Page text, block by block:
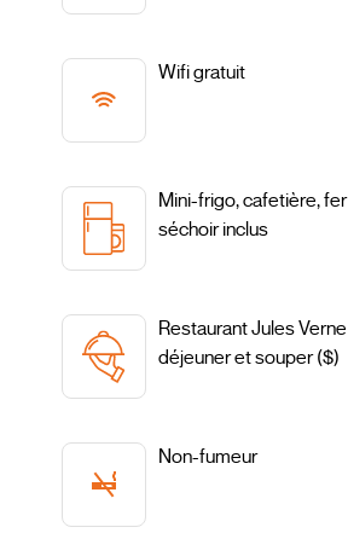
Wifi gratuit
Mini-frigo, cafetière,
séchoir inclus
Restaurant Jules
déjeuner et souper ($)
Non-fumeur